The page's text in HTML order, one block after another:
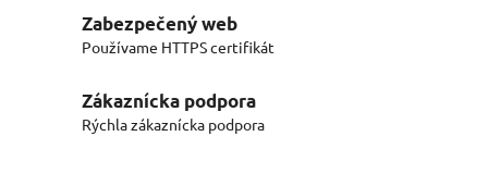
Zabezpečený web
Používame HTTPS certifikát
Zákaznícka podpora
Rýchla zákaznícka podpora